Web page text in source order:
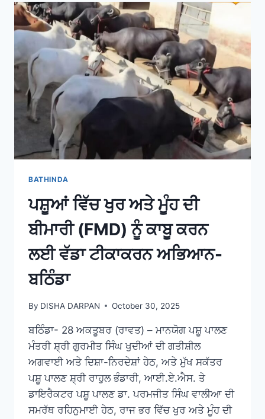
BATHINDA
ਪਸ਼ੂਆਂ ਵਿੱਚ ਖੁਰ ਅਤੇ ਮੂੰਹ ਦੀ
ਬੀਮਾਰੀ (FMD) ਨੂੰ ਕਾਬੂ ਕਰਨ
ਲਈ ਵੱਡਾ ਟੀਕਾਕਰਨ ਅਭਿਆਨ-
ਬਠਿੰਡਾ
By DISHA DARPAN October 30, 2025
ਬਠਿੰਡਾ- 28 ਅਕਤੂਬਰ (ਰਾਵਤ) – ਮਾਨਯੋਗ ਪਸ਼ੂ ਪਾਲਣ
ਮੰਤਰੀ ਸ਼੍ਰੀ ਗੁਰਮੀਤ ਸਿੰਘ ਖੁਦੀਆਂ ਦੀ ਗਤੀਸ਼ੀਲ
ਅਗਵਾਈ ਅਤੇ ਦਿਸ਼ਾ-ਨਿਰਦੇਸ਼ਾਂ ਹੇਠ, ਅਤੇ ਮੁੱਖ ਸਕੱਤਰ
ਪਸ਼ੂ ਪਾਲਣ ਸ਼੍ਰੀ ਰਾਹੁਲ ਭੰਡਾਰੀ, ਆਈ.ਏ.ਐਸ. ਤੇ
ਡਾਇਰੈਕਟਰ ਪਸ਼ੂ ਪਾਲਣ ਡਾ. ਪਰਮਜੀਤ ਸਿੰਘ ਵਾਲੀਆ ਦੀ
ਸਮਰੱਥ ਰਹਿਨੁਮਾਈ ਹੇਠ, ਰਾਜ ਭਰ ਵਿੱਚ ਖੁਰ ਅਤੇ ਮੂੰਹ ਦੀ